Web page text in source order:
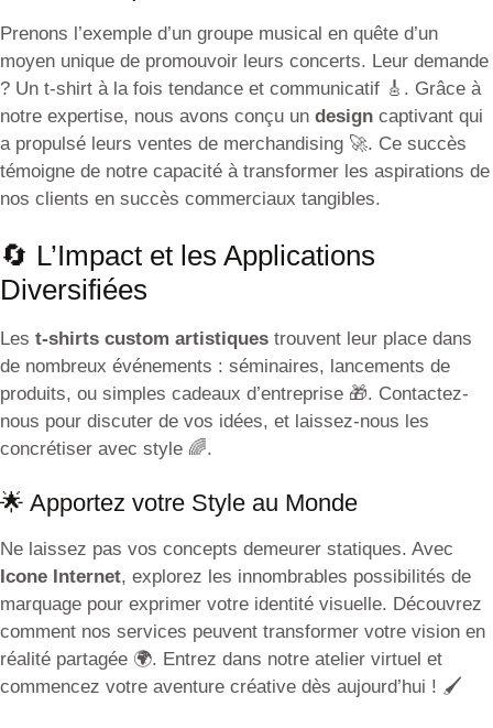
Prenons l’exemple d’un groupe musical en quête d’un
moyen unique de promouvoir leurs concerts. Leur demande
? Un t-shirt à la fois tendance et communicatif 🎸. Grâce à
notre expertise, nous avons conçu un design captivant qui
a propulsé leurs ventes de merchandising 🚀. Ce succès
témoigne de notre capacité à transformer les aspirations de
nos clients en succès commerciaux tangibles.
🔄 L’Impact et les Applications
Diversifiées
Les t-shirts custom artistiques trouvent leur place dans
de nombreux événements : séminaires, lancements de
produits, ou simples cadeaux d’entreprise 🎁. Contactez-
nous pour discuter de vos idées, et laissez-nous les
concrétiser avec style 🌈.
🌟 Apportez votre Style au Monde
Ne laissez pas vos concepts demeurer statiques. Avec
Icone Internet, explorez les innombrables possibilités de
marquage pour exprimer votre identité visuelle. Découvrez
comment nos services peuvent transformer votre vision en
réalité partagée 🌍. Entrez dans notre atelier virtuel et
commencez votre aventure créative dès aujourd’hui ! 🖌️